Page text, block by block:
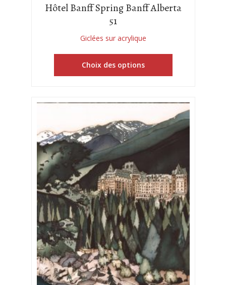
Hôtel Banff Spring Banff Alberta
51
Giclées sur acrylique
Choix des options